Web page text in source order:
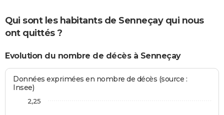
Qui sont les habitants de Senneçay qui nous
ont quittés ?
Evolution du nombre de décès à Senneçay
Données exprimées en nombre de décès (source :
Insee)
2,25